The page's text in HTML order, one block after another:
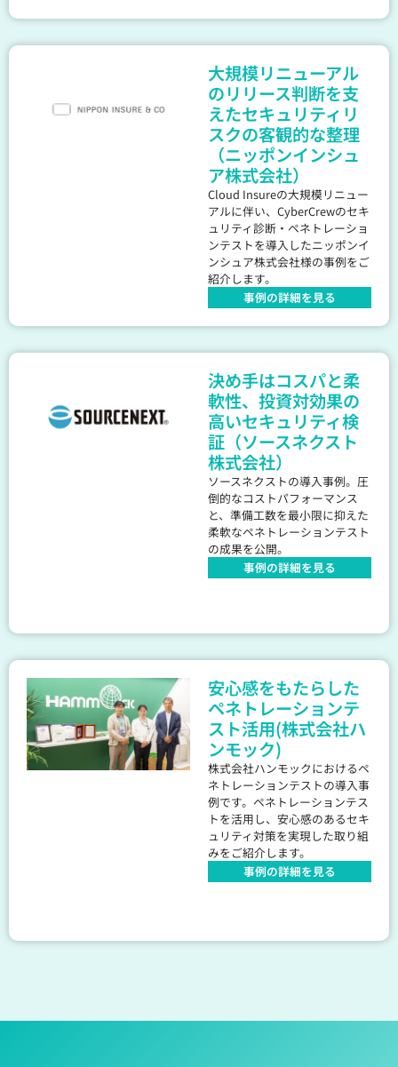
大規模リニューアル
のリリース判断を支
えたセキュリティリ
スクの客観的な整理
（ニッポンインシュ
ア株式会社）
Cloud Insureの大規模リニュー
アルに伴い、CyberCrewのセキ
ュリティ診断・ペネトレーショ
ンテストを導入したニッポンイ
ンシュア株式会社様の事例をご
紹介します。
事例の詳細を見る
決め手はコスパと柔
軟性、投資対効果の
高いセキュリティ検
証（ソースネクスト
株式会社）
ソースネクストの導入事例。圧
倒的なコストパフォーマンス
と、準備工数を最小限に抑えた
柔軟なペネトレーションテスト
の成果を公開。
事例の詳細を見る
安心感をもたらした
ペネトレーションテ
スト活用(株式会社ハ
ンモック)
株式会社ハンモックにおけるペ
ネトレーションテストの導入事
例です。ペネトレーションテス
トを活用し、安心感のあるセキ
ュリティ対策を実現した取り組
みをご紹介します。
事例の詳細を見る